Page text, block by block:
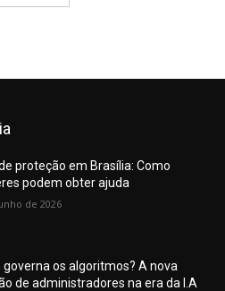
proteção em Brasília: Como
podem obter ajuda
de 2026
governa os algoritmos? A nova
de administradores na era da I.A